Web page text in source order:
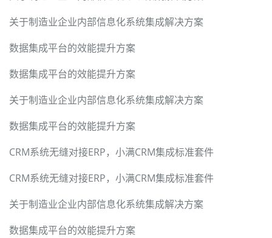
关于制造业企业内部信息化系统集成解决方案
数据集成平台的效能提升方案
数据集成平台的效能提升方案
关于制造业企业内部信息化系统集成解决方案
数据集成平台的效能提升方案
CRM系统无缝对接ERP，小满CRM集成标准套件
CRM系统无缝对接ERP，小满CRM集成标准套件
关于制造业企业内部信息化系统集成解决方案
数据集成平台的效能提升方案